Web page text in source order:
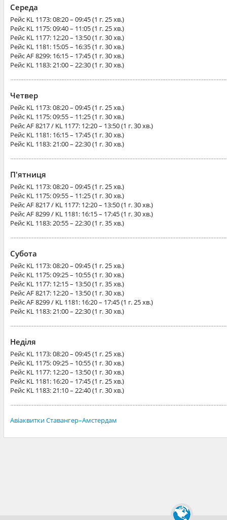
Середа
Рейс KL 1173: 08:20 – 09:45 (1 г. 25 хв.)
Рейс KL 1175: 09:40 – 11:05 (1 г. 25 хв.)
Рейс KL 1177: 12:20 – 13:50 (1 г. 30 хв.)
Рейс KL 1181: 15:05 – 16:35 (1 г. 30 хв.)
РейсAF 8299: 16:15 – 17:45 (1 г. 30 хв.)
Рейс KL 1183: 21:00 – 22:30 (1 г. 30 хв.)
Четвер
Рейс KL 1173: 08:20 – 09:45 (1 г. 25 хв.)
Рейс KL 1175: 09:55 – 11:25 (1 г. 30 хв.)
РейсAF 8217 / KL 1177: 12:20 – 13:50 (1 г. 30 хв.)
Рейс KL 1181: 16:15 – 17:45 (1 г. 30 хв.)
Рейс KL 1183: 21:00 – 22:30 (1 г. 30 хв.)
П'ятниця
Рейс KL 1173: 08:20 – 09:45 (1 г. 25 хв.)
Рейс KL 1175: 09:55 – 11:25 (1 г. 30 хв.)
РейсAF 8217 / KL 1177: 12:20 – 13:50 (1 г. 30 хв.)
РейсAF 8299 / KL 1181: 16:15 – 17:45 (1 г. 30 хв.)
Рейс KL 1183: 20:55 – 22:30 (1 г. 35 хв.)
Субота
Рейс KL 1173: 08:20 – 09:45 (1 г. 25 хв.)
Рейс KL 1175: 09:25 – 10:55 (1 г. 30 хв.)
Рейс KL 1177: 12:15 – 13:50 (1 г. 35 хв.)
РейсAF 8217: 12:20 – 13:50 (1 г. 30 хв.)
РейсAF 8299 / KL 1181: 16:20 – 17:45 (1 г. 25 хв.)
Рейс KL 1183: 21:00 – 22:30 (1 г. 30 хв.)
Неділя
Рейс KL 1173: 08:20 – 09:45 (1 г. 25 хв.)
Рейс KL 1175: 09:25 – 10:55 (1 г. 30 хв.)
Рейс KL 1177: 12:20 – 13:50 (1 г. 30 хв.)
Рейс KL 1181: 16:20 – 17:45 (1 г. 25 хв.)
Рейс KL 1183: 21:10 – 22:40 (1 г. 30 хв.)
Авіаквитки Ставангер–Амстердам